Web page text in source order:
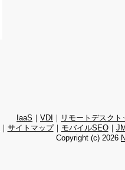
IaaS ｜ VDI ｜ リモートデスクト
｜ サイトマップ｜ モバイルSEO｜
Copyright (c) 2026